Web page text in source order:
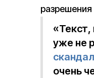
уже не
очень